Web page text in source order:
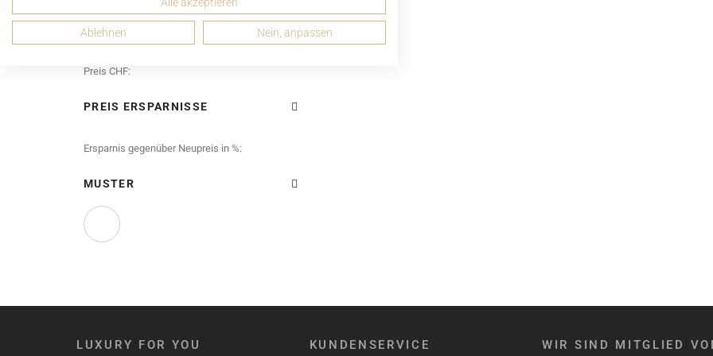
ACCESSOIRES
AGENDAS
GÜRTEL
HAARSCHMUCK
HANDYZUBEHÖR
NECESSAIRES
PFLEGEPRODUKTE
PREIS
Preis CHF:
PREIS ERSPARNISSE
Ersparnis gegenüber Neupreis in %:
MUSTER
LUXURY FOR YOU KUNDENSERVICE WIR SIND MITGLIED
Ablehnen Nein, anpassen